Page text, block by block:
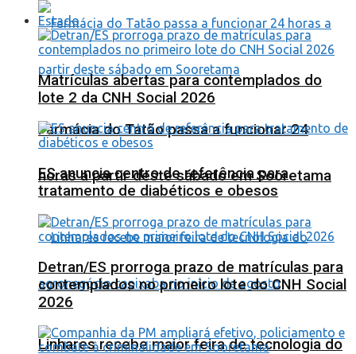
Farmácia do Tatão passa a funcionar 24
horas a partir deste sábado em Sooretama
Linhares recebe maior feira de tecnologia do
Estado
Matrículas abertas para contemplados do
lote 2 da CNH Social 2026
ES anuncia centro de referência para
tratamento de diabéticos e obesos
Detran/ES prorroga prazo de matrículas para
contemplados no primeiro lote do CNH Social
2026